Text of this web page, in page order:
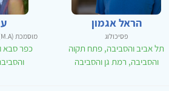
הראל אגמון
פסיכולוג
תל אביב והסביבה, פתח תקוה
והסביבה, רמת גן והסביבה
מוסמכת (M.A) בטיפול באמצעות אמנויות
כפר סבא